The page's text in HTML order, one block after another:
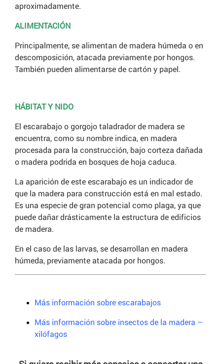
aproximadamente.
ALIMENTACIÓN
Principalmente, se alimentan de madera húmeda o en
descomposición, atacada previamente por hongos.
También pueden alimentarse de cartón y papel.
HÁBITAT Y NIDO
El escarabajo o gorgojo taladrador de madera se
encuentra, como su nombre indica, en madera
procesada para la construcción, bajo corteza dañada
o madera podrida en bosques de hoja caduca.
La aparición de este escarabajo es un indicador de
que la madera para construcción está en mal estado.
Es una especie de gran potencial como plaga, ya que
puede dañar drásticamente la estructura de edificios
de madera.
En el caso de las larvas, se desarrollan en madera
húmeda, previamente atacada por hongos.
Más información sobre escarabajos
Más información sobre insectos de la madera –
xilófagos